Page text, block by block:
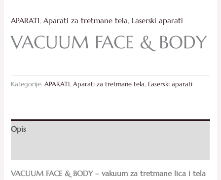
APARATI,Aparati za tretmane tela, Laserski aparati
VACUUM FACE & BODY
Kategorije:APARATI,Aparati za tretmane tela, Laserski aparati
Opis
VACUUM FACE & BODY – vakuum za tretmane lica i tela